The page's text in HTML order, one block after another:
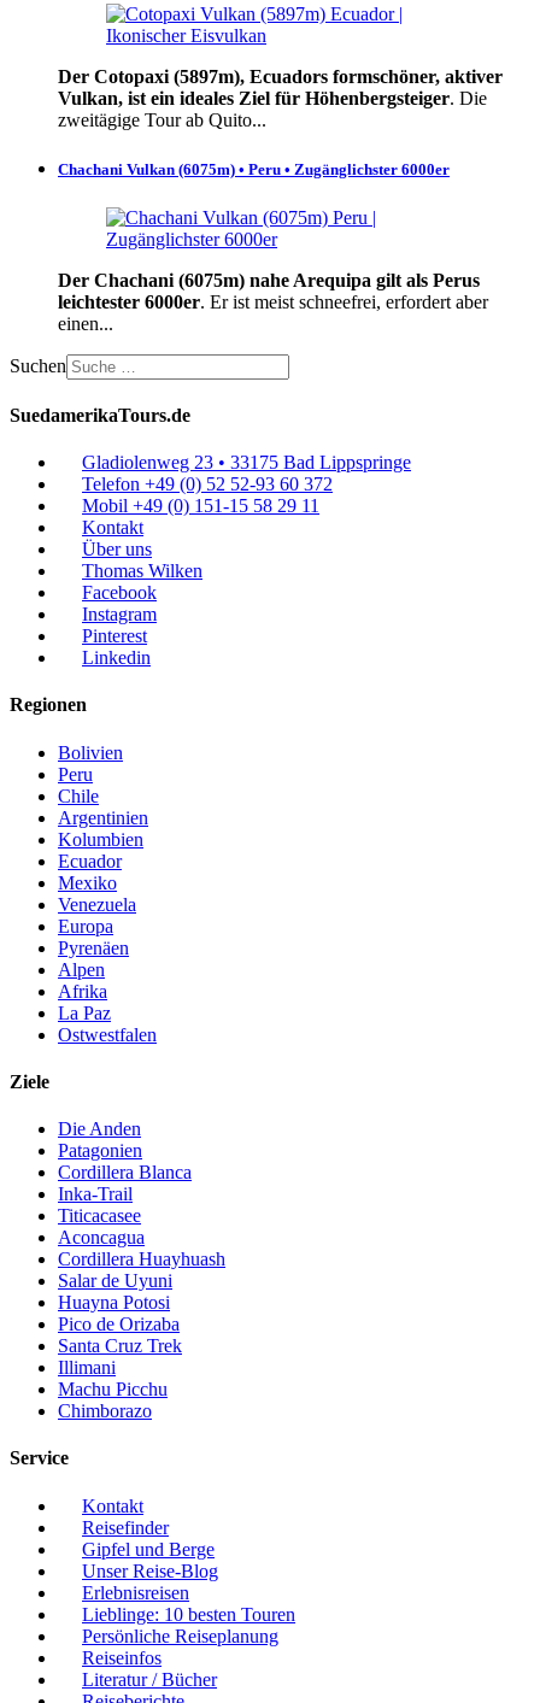
Der Cotopaxi (5897m), Ecuadors formschöner, aktiver
Vulkan, ist ein ideales Ziel für Höhenbergsteiger. Die
zweitägige Tour ab Quito...
Chachani Vulkan (6075m) • Peru • Zugänglichster 6000er
Der Chachani (6075m) nahe Arequipa gilt als Perus
leichtester 6000er. Er ist meist schneefrei, erfordert aber
einen...
Suchen
SuedamerikaTours.de
Gladiolenweg 23 • 33175 Bad Lippspringe
Telefon +49 (0) 52 52-93 60 372
Mobil +49 (0) 151-15 58 29 11
Kontakt
Über uns
Thomas Wilken
Facebook
Instagram
Pinterest
Linkedin
Regionen
Bolivien
Peru
Chile
Argentinien
Kolumbien
Ecuador
Mexiko
Venezuela
Europa
Pyrenäen
Alpen
Afrika
La Paz
Ostwestfalen
Ziele
Die Anden
Patagonien
Cordillera Blanca
Inka-Trail
Titicacasee
Aconcagua
Cordillera Huayhuash
Salar de Uyuni
Huayna Potosi
Pico de Orizaba
Santa Cruz Trek
Illimani
Machu Picchu
Chimborazo
Service
Kontakt
Reisefinder
Gipfel und Berge
Unser Reise-Blog
Erlebnisreisen
Lieblinge: 10 besten Touren
Persönliche Reiseplanung
Reiseinfos
Literatur / Bücher